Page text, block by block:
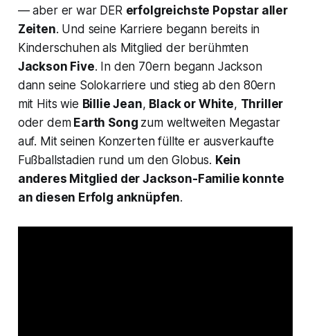
— aber er war DER erfolgreichste Popstar aller
Zeiten. Und seine Karriere begann bereits in
Kinderschuhen als Mitglied der berühmten
Jackson Five. In den 70ern begann Jackson
dann seine Solokarriere und stieg ab den 80ern
mit Hits wie Billie Jean, Black or White, Thriller
oder demEarth Song zum weltweiten Megastar
auf. Mit seinen Konzerten füllte er ausverkaufte
Fußballstadien rund um den Globus. Kein
anderes Mitglied der Jackson-Familie konnte
an diesen Erfolg anknüpfen.